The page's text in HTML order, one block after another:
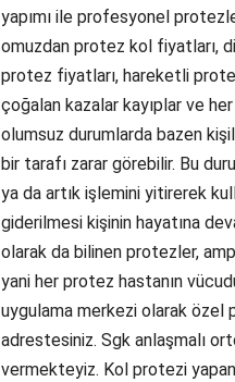
yapımı ile profesyonel
omuzdan protez kol fiyatları,
protez fiyatları, hareketli
çoğalan kazalar kayıplar ve
olumsuz durumlarda bazen
bir tarafı zarar görebilir. Bu
ya da artık işlemini yitirerek
giderilmesi kişinin hayatına
olarak da bilinen protezler,
yani her protez hastanın
uygulama merkezi olarak özel
adrestesiniz. Sgk anlaşmalı
vermekteyiz. Kol protezi